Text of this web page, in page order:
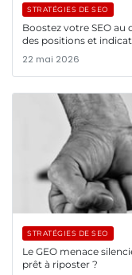
STRATÉGIES DE SEO
Boostez votre SEO au
des positions et
22 mai 2026
STRATÉGIES DE SEO
Le GEO menace
prêt à riposter ?